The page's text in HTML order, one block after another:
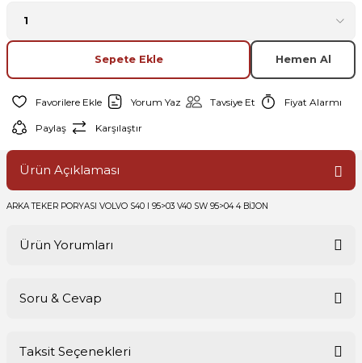
Sepete Ekle Hemen Al
Yorum Yaz Tavsiye Et Fiyat Alarmı
Paylaş Karşılaştır
Ürün Açıklaması
ARKA TEKER PORYASI VOLVO S40 I 95>03 V40 SW 95>04 4 BİJON
Ürün Yorumları
Soru & Cevap
Taksit Seçenekleri